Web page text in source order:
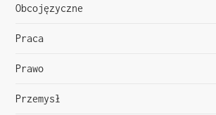
Obcojęzyczne
Praca
Prawo
Przemysł